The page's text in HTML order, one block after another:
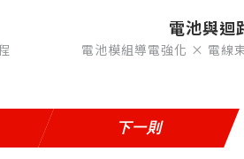
電池與迴
電池模組導電強化 × 電線
下一則